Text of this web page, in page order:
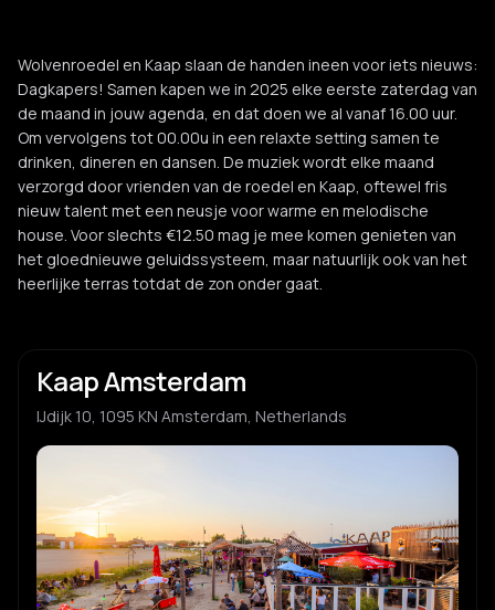
Wolvenroedel en Kaap slaan de handen ineen voor iets nieuws:
Dagkapers! Samen kapen we in 2025 elke eerste zaterdag van
de maand in jouw agenda, en dat doen we al vanaf 16.00 uur.
Om vervolgens tot 00.00u in een relaxte setting samen te
drinken, dineren en dansen. De muziek wordt elke maand
verzorgd door vrienden van de roedel en Kaap, oftewel fris
nieuw talent met een neusje voor warme en melodische
house. Voor slechts €12.50 mag je mee komen genieten van
het gloednieuwe geluidssysteem, maar natuurlijk ook van het
heerlijke terras totdat de zon onder gaat.
Kaap Amsterdam
IJdijk 10, 1095 KN Amsterdam, Netherlands